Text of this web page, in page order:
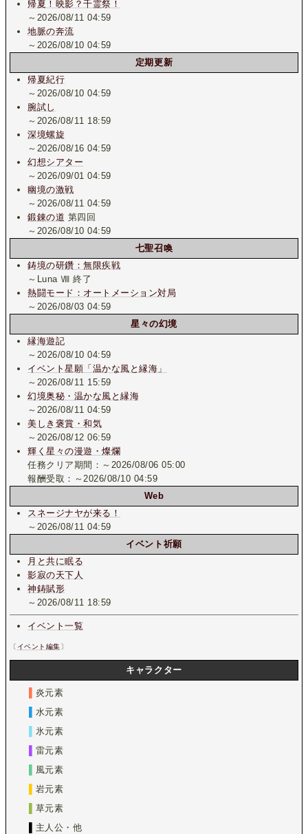
帰夏！映影？千霊祭！
～2026/08/11 04:59
地脈の奔流
～2026/08/10 04:59
定期更新
帰夏紀行
～2026/08/10 04:59
腕試し
～2026/08/11 18:59
深境螺旋
～2026/08/16 04:59
幻想シアター
～2026/09/01 04:59
幽境の激戦
～2026/08/11 04:59
鍛錬の道 第四回
～2026/08/10 04:59
七聖召喚
鋳境の研鑽：無限疾戦
～Luna Ⅷ 終了
熱闘モード：オートメーション対局
～2026/08/03 04:59
星々の幻境
縁海遊記
～2026/08/10 04:59
イベント星願「温かな風と縁海」
～2026/08/11 15:59
幻境奥秘・温かな風と縁海
～2026/08/11 04:59
美しき褒賞・和気
～2026/08/12 06:59
輝く星々の漫遊・燦爛
任務クリア期間：～2026/08/06 05:00
報酬受取：～2026/08/10 04:59
Web
スネージナヤが来る！
～2026/08/11 04:59
イベント祈願
月と共に眠る
影寂の天下人
神鋳賦形
～2026/08/11 18:59
イベント一覧
〔 イベント編集 〕
キャラクター
炎元素
水元素
氷元素
雷元素
風元素
岩元素
草元素
主人公・他